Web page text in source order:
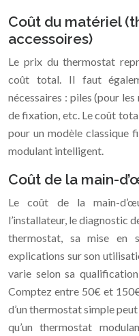
Coût du matériel
accessoires)
Le prix du thermostat
coût total. Il faut
nécessaires : piles (pour
de fixation, etc. Le coût
pour un modèle classique
modulant intelligent.
Coût de la main-
Le coût de la main-
l’installateur, le diagnostic
thermostat, sa mise en
explications sur son
varie selon sa
Comptez entre 50€ et
d’un thermostat simple
qu’un thermostat